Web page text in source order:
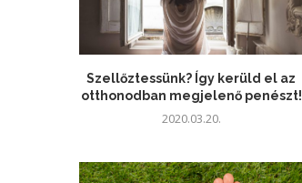
Szellőztessünk? Így kerüld el az
otthonodban megjelenő penészt!
2020.03.20.